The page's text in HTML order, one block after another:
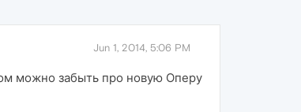
Jun 1, 2014, 5:06 PM
можно забыть про новую Оперу